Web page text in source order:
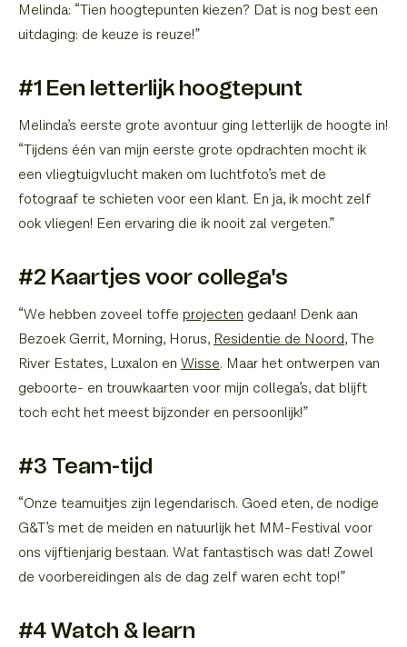
Melinda: “Tien hoogtepunten kiezen? Dat is nog best een
uitdaging: de keuze is reuze!”
#1 Een letterlijk hoogtepunt
Melinda’s eerste grote avontuur ging letterlijk de hoogte in!
“Tijdens één van mijn eerste grote opdrachten mocht ik
een vliegtuigvlucht maken om luchtfoto’s met de
fotograaf te schieten voor een klant. En ja, ik mocht zelf
ook vliegen! Een ervaring die ik nooit zal vergeten.”
#2 Kaartjes voor collega's
“We hebben zoveel toffe projecten gedaan! Denk aan
Bezoek Gerrit, Morning, Horus, Residentie de Noord, The
River Estates, Luxalon en Wisse. Maar het ontwerpen van
geboorte- en trouwkaarten voor mijn collega’s, dat blijft
toch echt het meest bijzonder en persoonlijk!”
#3 Team-tijd
“Onze teamuitjes zijn legendarisch. Goed eten, de nodige
G&T’s met de meiden en natuurlijk het MM-Festival voor
ons vijftienjarig bestaan. Wat fantastisch was dat! Zowel
de voorbereidingen als de dag zelf waren echt top!”
#4 Watch & learn